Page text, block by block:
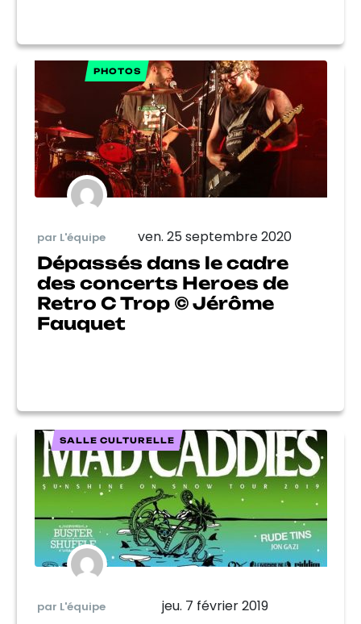
PHOTOS
par L'équipe ven. 25 septembre 2020
Dépassés dans le cadre
des concerts Heroes de
Retro C Trop © Jérôme
Fauquet
SALLE CULTURELLE
par L'équipe jeu. 7 février 2019